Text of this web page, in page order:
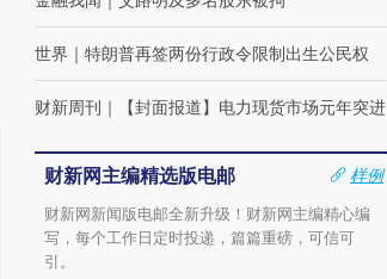
世界 ｜ 特朗普再签两份行政令限制出生公民权
财新周刊 ｜ 【封面报道】电力现货市场元年突进
财新网主编精选版电邮
样例
财新网新闻版电邮全新升级！财新网主编精心编
写，每个工作日定时投递，篇篇重磅，可信可
引。